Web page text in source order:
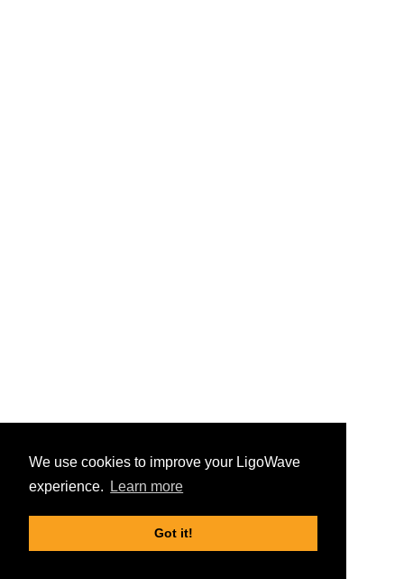
We use cookies to improve your LigoWave
experience.
Learn more
Got it!